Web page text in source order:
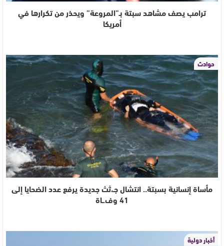
ترامب يصف مشاهد سبتة بـ”المروعة” ويحذر من تكرارها في
أمريكا
حوادث
مأساة إنسانية بسبتة.. انتشال جـ،ثث جديدة يرفع عدد الضحايا إلى
41 وف.ـاة
أخبار دولية